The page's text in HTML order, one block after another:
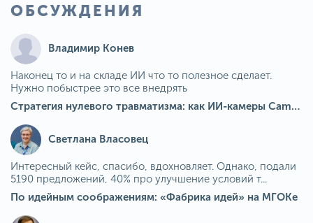
ОБСУЖДЕНИЯ
Владимир Конев
Наконец то и на складе ИИ что то полезное сделает.
Нужно побыстрее это все внедрять
Стратегия нулевого травматизма: как ИИ-камеры Camkord снижают риск наезда на пешехода при работе на погрузчике
Светлана Власовец
Интересный кейс, спасибо, вдохновляет. Однако, подали
5190 предложений, 40% про улучшение условий т...
По идейным соображениям: «Фабрика идей» на МГОКе